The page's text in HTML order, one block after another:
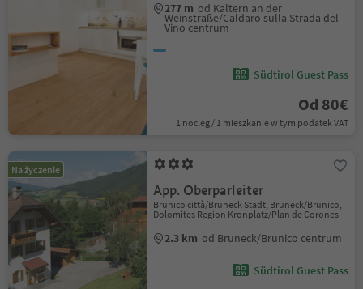
277 m od Kaltern an der
Weinstraße/Caldaro sulla Strada del
Vino centrum
Südtirol Guest Pass
Od 80€
1 nocleg / 1 mieszkanie w tym podatek VAT
Na życzenie
App. Oberparleiter
Brunico città/Bruneck Stadt, Bruneck/Brunico,
Dolomites Region Kronplatz/Plan de Corones
2.3 km od Bruneck/Brunico centrum
Südtirol Guest Pass